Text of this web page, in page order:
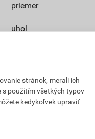
priemer
uhol
Hodnotenie
stránok, merali ich
s použitím všetkých typov
kedykoľvek upraviť